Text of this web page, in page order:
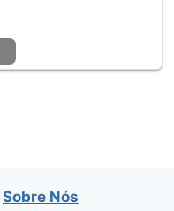
Sobre Nós